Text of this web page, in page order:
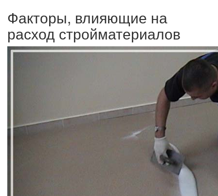
Факторы, влияющие на
расход стройматериалов